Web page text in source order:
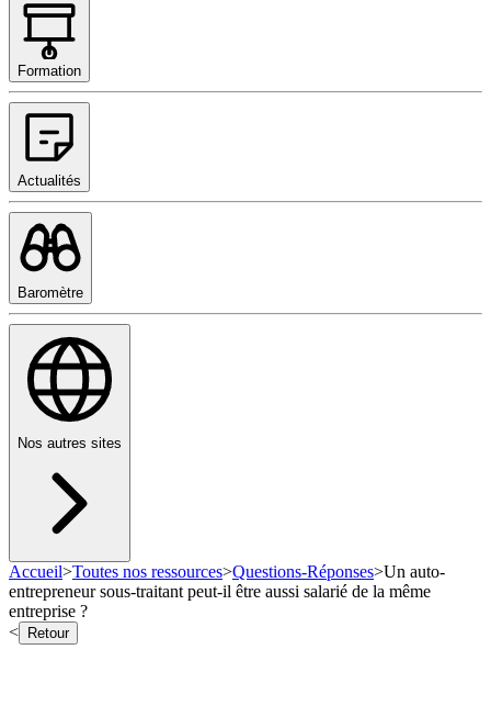
Formation
Actualités
Baromètre
Nos autres sites
Accueil>Toutes nos ressources>Questions-Réponses>Un auto-
entrepreneur sous-traitant peut-il être aussi salarié de la même
entreprise ?
<
Retour